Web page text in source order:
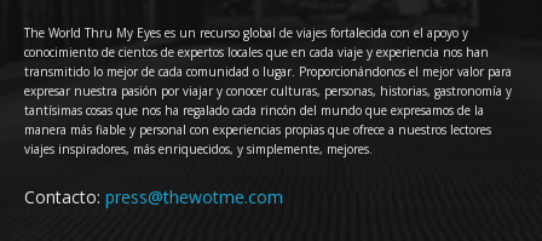
The World Thru My Eyes es un recurso global de viajes fortalecida con el apoyo y
conocimiento de cientos de expertos locales que en cada viaje y experiencia nos han
transmitido lo mejor de cada comunidad o lugar. Proporcionándonos el mejor valor para
expresar nuestra pasión por viajar y conocer culturas, personas, historias, gastronomía y
tantísimas cosas que nos ha regalado cada rincón del mundo que expresamos de la
manera más fiable y personal con experiencias propias que ofrece a nuestros lectores
viajes inspiradores, más enriquecidos, y simplemente, mejores.
Contacto: press@thewotme.com